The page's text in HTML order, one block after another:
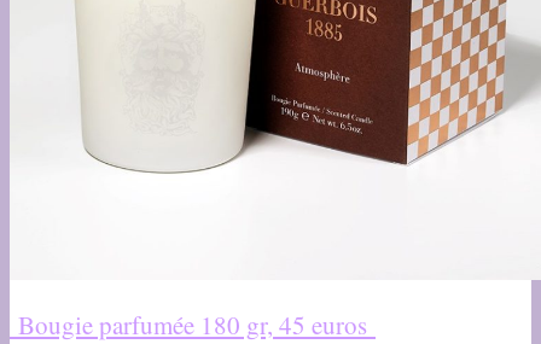
Bougie parfumée 180 gr, 45 euros